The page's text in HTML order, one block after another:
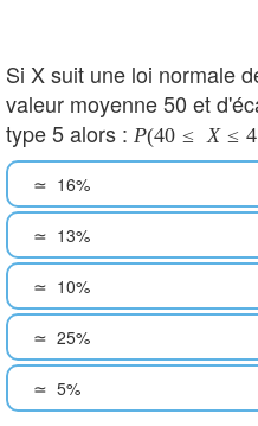
Si X suit une loi normale
valeur moyenne 50 et
type 5 alors : P(40 ≤ X ≤
≃ 16%
≃ 13%
≃ 10%
≃ 25%
≃ 5%